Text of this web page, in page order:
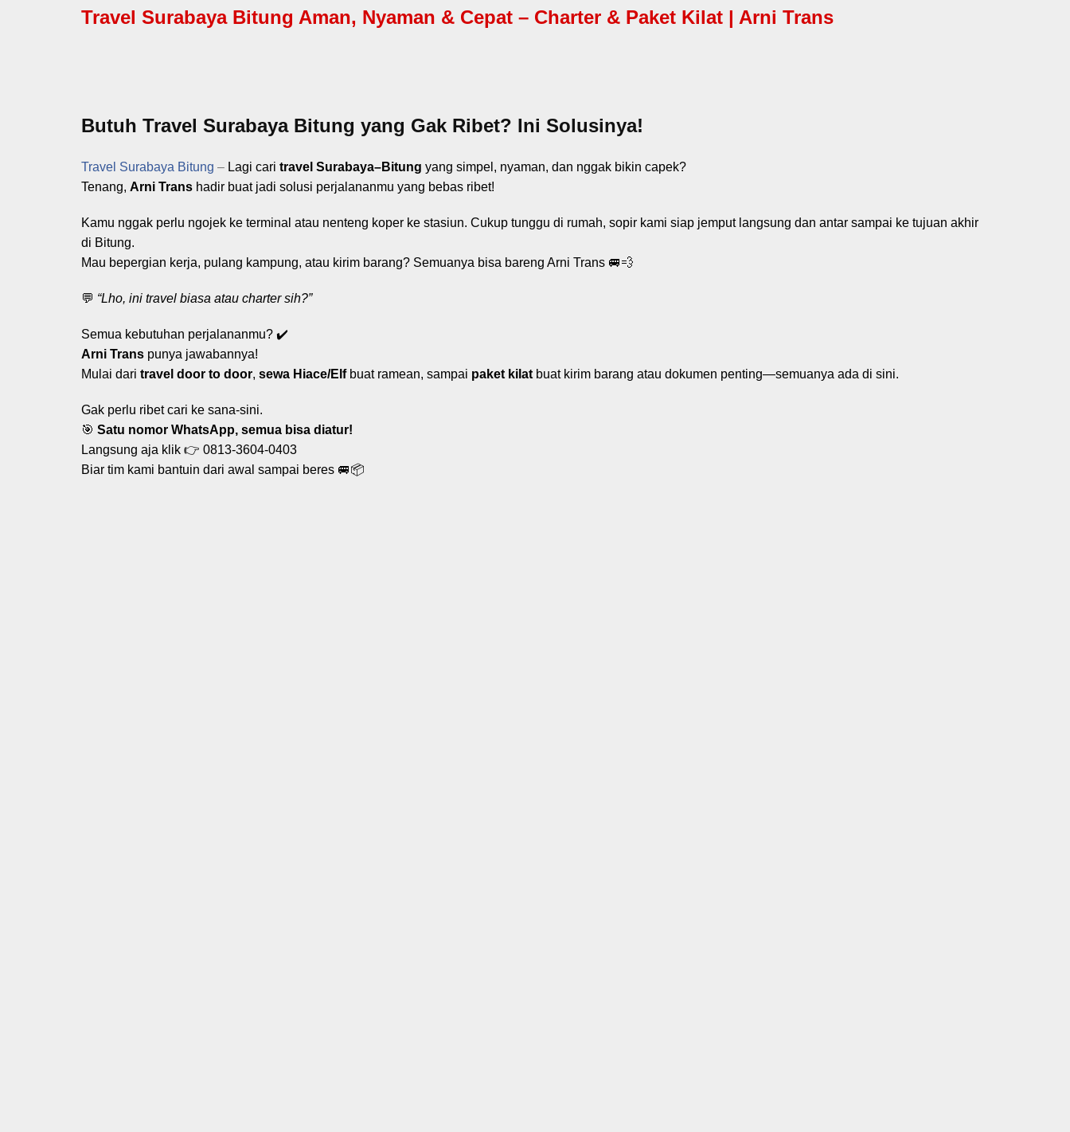
Travel Surabaya Bitung Aman, Nyaman & Cepat – Charter & Paket Kilat | Arni Trans
Butuh Travel Surabaya Bitung yang Gak Ribet? Ini Solusinya!
Travel Surabaya Bitung – Lagi cari travel Surabaya–Bitung yang simpel, nyaman, dan nggak bikin capek?
Tenang, Arni Trans hadir buat jadi solusi perjalananmu yang bebas ribet!
Kamu nggak perlu ngojek ke terminal atau nenteng koper ke stasiun. Cukup tunggu di rumah, sopir kami siap jemput langsung dan antar sampai ke tujuan akhir
di Bitung.
Mau bepergian kerja, pulang kampung, atau kirim barang? Semuanya bisa bareng Arni Trans 🚐💨
💬 “Lho, ini travel biasa atau charter sih?”
Semua kebutuhan perjalananmu? ✔️
Arni Trans punya jawabannya!
Mulai dari travel door to door, sewa Hiace/Elfbuat ramean, sampai paket kilat buat kirim barang atau dokumen penting—semuanya ada di sini.
Gak perlu ribet cari ke sana-sini.
🎯 Satu nomor WhatsApp, semua bisa diatur!
Langsung aja klik 👉 0813-3604-0403
Biar tim kami bantuin dari awal sampai beres 🚐📦